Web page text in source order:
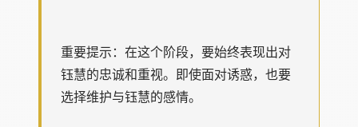
重要提示：在这个阶段，要始终表现出对
钰慧的忠诚和重视。即使面对诱惑，也要
选择维护与钰慧的感情。